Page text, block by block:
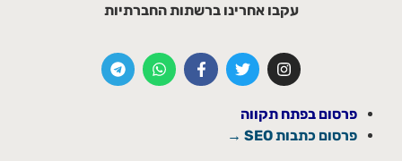
עקבו אחרינו ברשתות החברתיות
פרסום בפתח תקווה
פרסום כתבות SEO →